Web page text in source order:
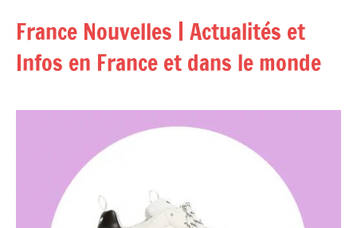
contenu
France Nouvelles | Actualités et
Infos en France et dans le monde